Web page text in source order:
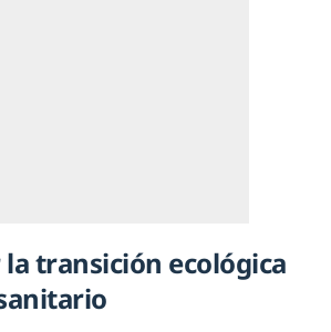
transición ecológica